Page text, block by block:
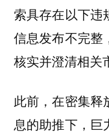
索具存在以下违
信息发布不完整
核实并澄清相关
此前，在密集释
息的助推下，巨